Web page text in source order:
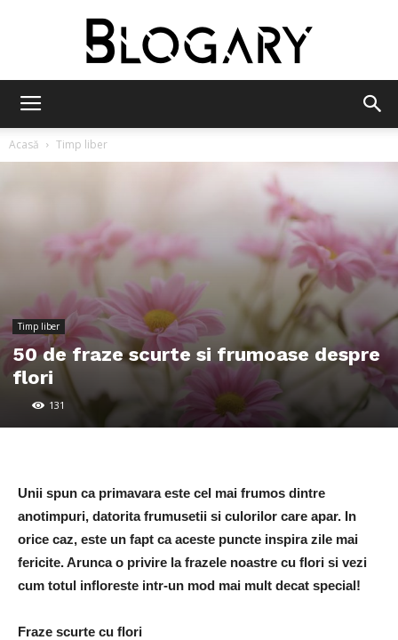
Acasă Timp liber
Timp liber
50 de fraze scurte si frumoase despre
flori
131
Unii spun ca primavara este cel mai frumos dintre
anotimpuri, datorita frumusetii si culorilor care apar. In
orice caz, este un fapt ca aceste puncte inspira zile mai
fericite. Arunca o privire la frazele noastre cu flori si vezi
cum totul infloreste intr-un mod mai mult decat special!
Fraze scurte cu flori